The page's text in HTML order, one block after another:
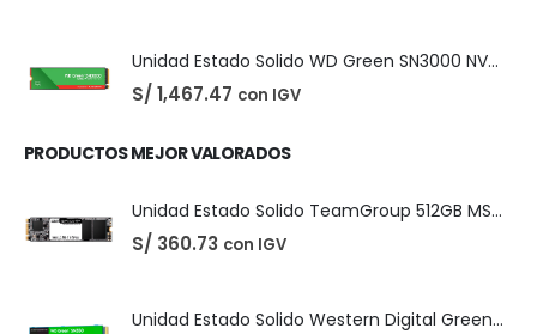
Unidad Estado Solido WD Green SN3000 NVMe 1TB
S/ 1,467.47 con IGV
PRODUCTOS MEJOR VALORADOS
Unidad Estado Solido TeamGroup 512GB MS30
S/ 360.73 con IGV
Unidad Estado Solido Western Digital Green SN350 2TB
Contáctanos ahora